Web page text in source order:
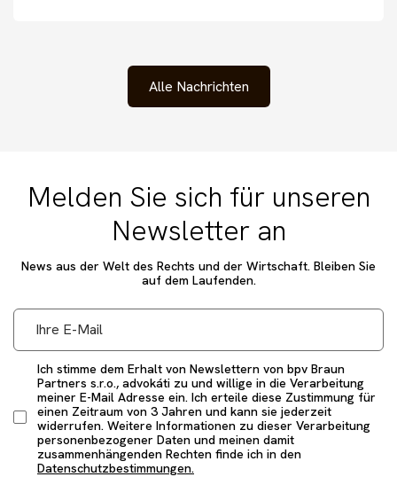
Alle Nachrichten
Melden Sie sich für unseren
Newsletter an
News aus der Welt des Rechts und der Wirtschaft. Bleiben Sie
auf dem Laufenden.
Ich stimme dem Erhalt von Newslettern von bpv Braun
Partners s.r.o., advokáti zu und willige in die Verarbeitung
meiner E-Mail Adresse ein. Ich erteile diese Zustimmung für
einen Zeitraum von 3 Jahren und kann sie jederzeit
widerrufen. Weitere Informationen zu dieser Verarbeitung
personenbezogener Daten und meinen damit
zusammenhängenden Rechten finde ich in den
Datenschutzbestimmungen.